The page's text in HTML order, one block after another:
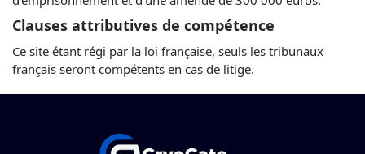
Clauses attributives de compétence
Ce site étant régi par la loi française, seuls les tribunaux
français seront compétents en cas de litige.